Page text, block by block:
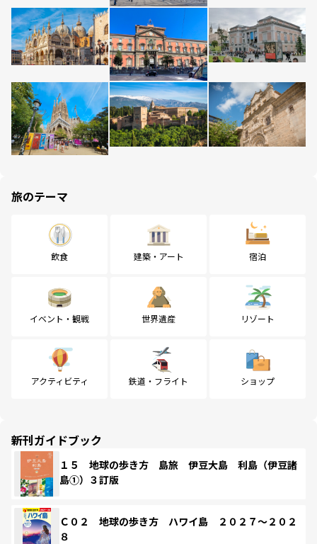
旅のテーマ
飲食 建築・アート 宿泊
イベント・観戦 世界遺産 リゾート
アクティビティ 鉄道・フライト ショップ
新刊ガイドブック
１５ 地球の歩き方 島旅 伊豆大島 利島（伊豆諸
島①）３訂版
Ｃ０２ 地球の歩き方 ハワイ島 ２０２７～２０２
８